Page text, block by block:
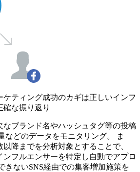
ケティング成功のカギは正しいインフ
確な振り返り
なブランド名やハッシュタグ等の投稿
などのデータをモニタリング。 ま
降までを分析対象とすることで、
フルエンサーを特定し自動でアプロ
きないSNS経由での集客増加施策を